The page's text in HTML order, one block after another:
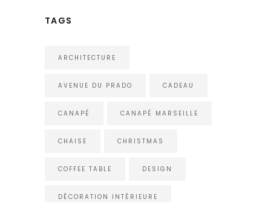
TAGS
ARCHITECTURE
AVENUE DU PRADO CADEAU
CANAPÉ CANAPÉ MARSEILLE
CHAISE CHRISTMAS
COFFEE TABLE DESIGN
DÉCORATION INTÉRIEURE